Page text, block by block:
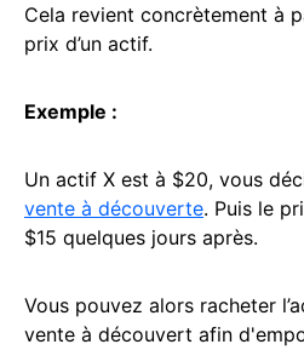
Cela revient concrètement à
prix d’un actif.
Exemple :
Un actif X est à $20, vous
vente à découverte. Puis le
$15 quelques jours après.
Vous pouvez alors racheter
vente à découvert afin